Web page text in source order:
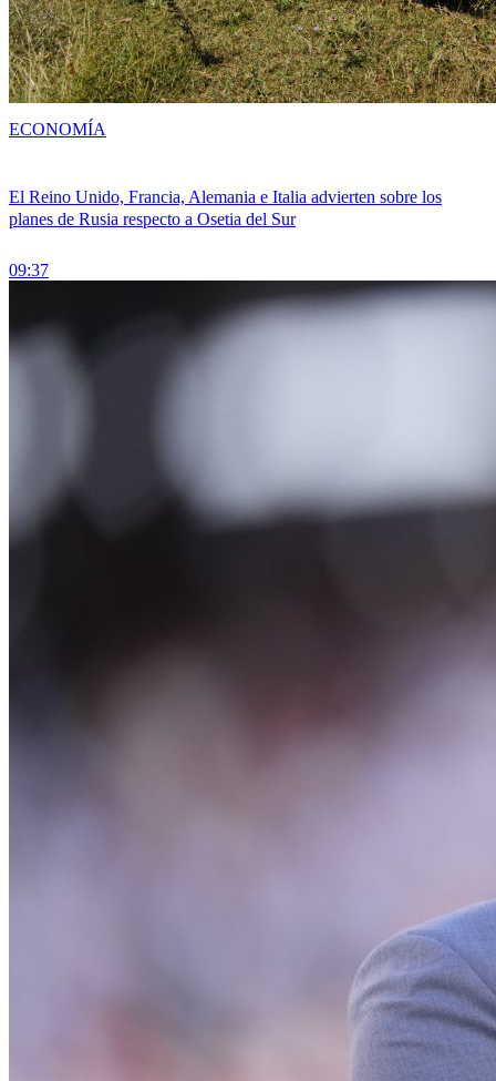
El Reino Unido, Francia, Alemania e Italia advierten sobre los
planes de Rusia respecto a Osetia del Sur
09:37
ECONOMÍA